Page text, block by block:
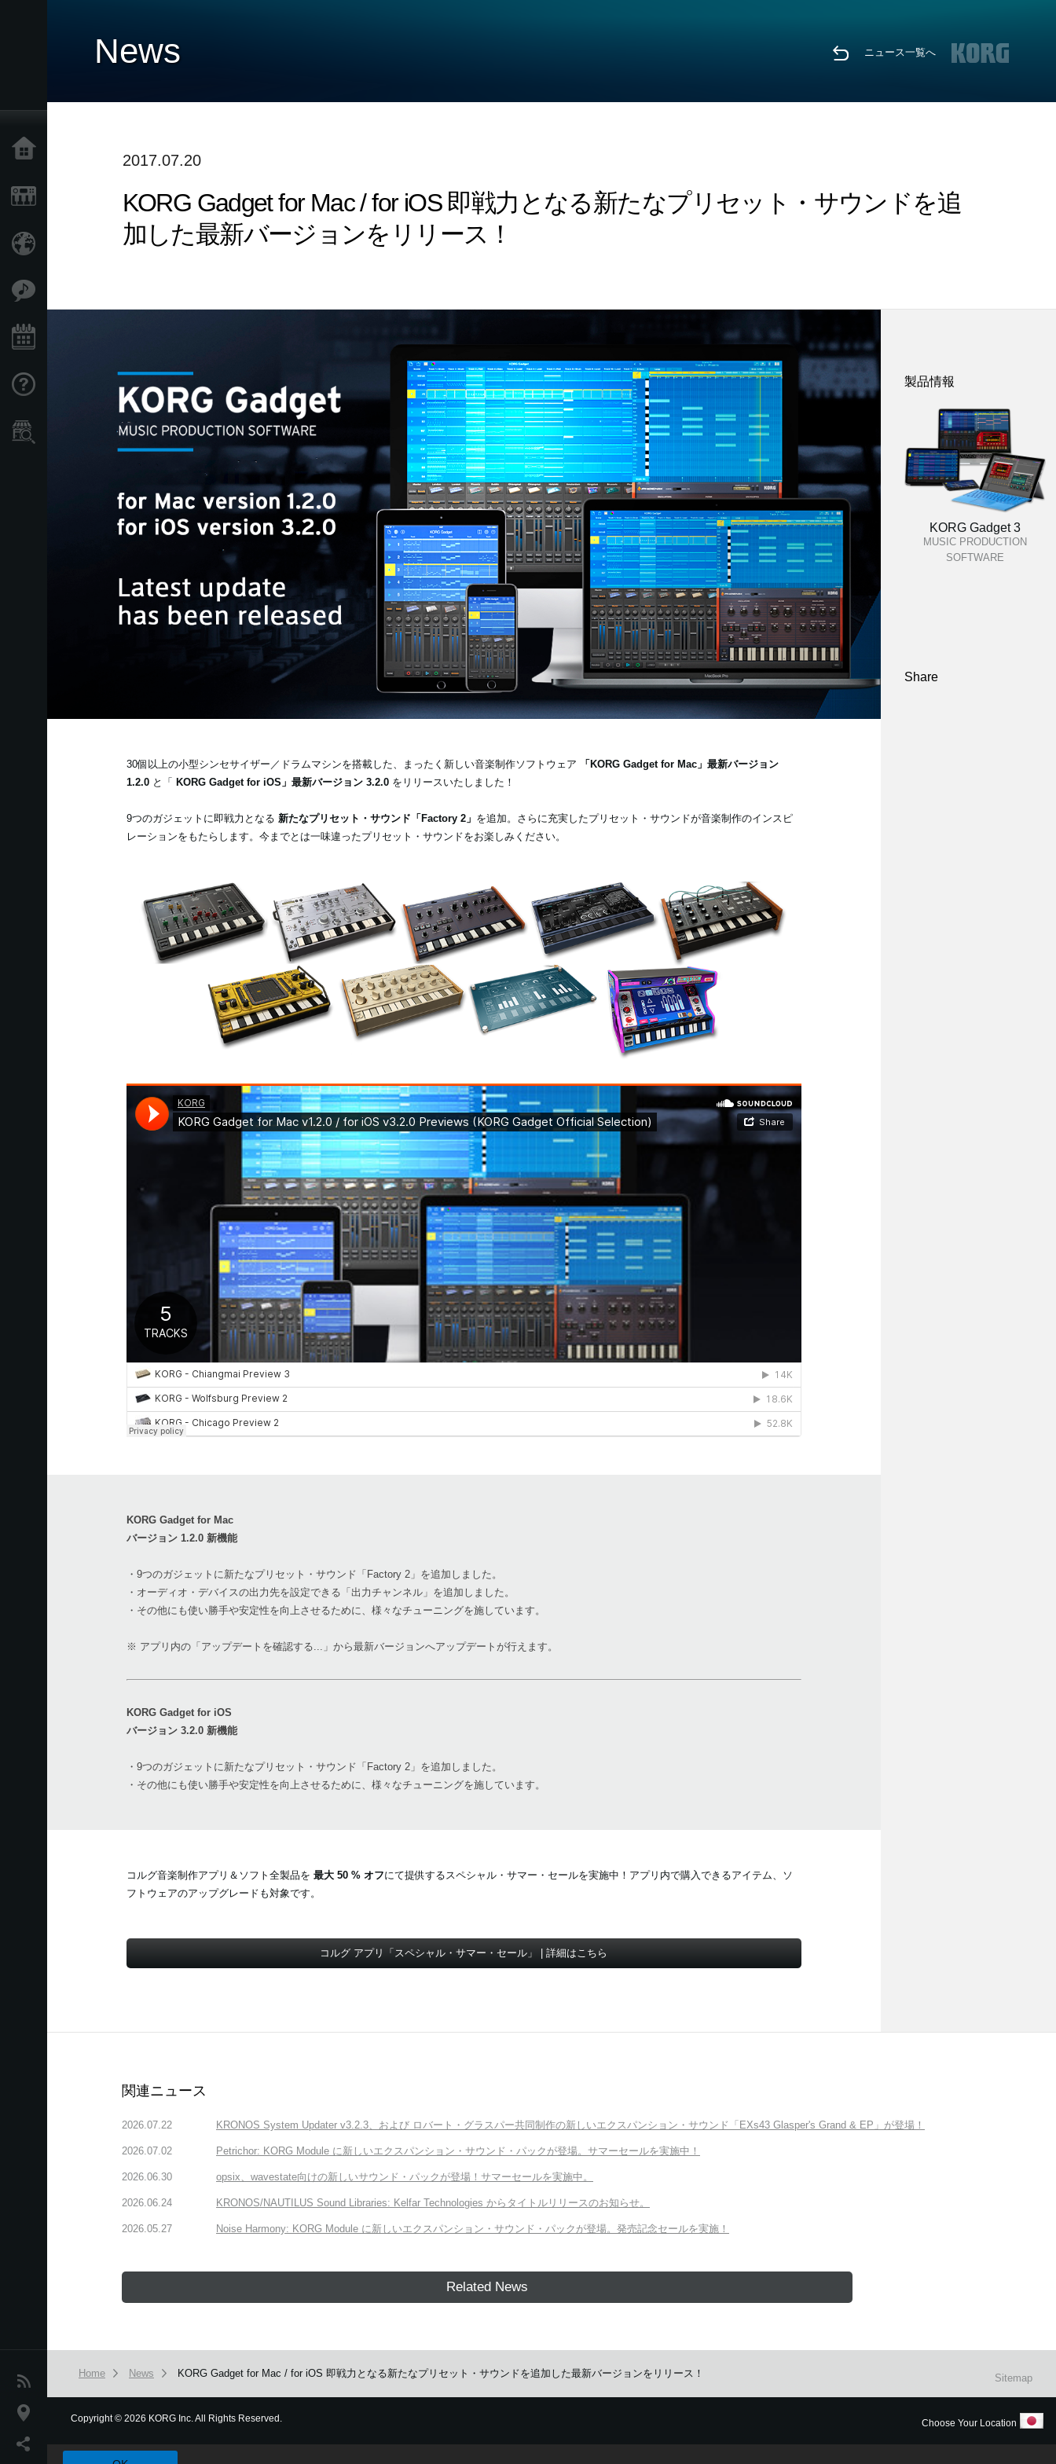
Import Products
Store Locator
News
Location
News ニュース一覧へ
2017.07.20
KORG Gadget for Mac / for iOS 即戦力となる新たなプリセット・サウンドを追
加した最新バージョンをリリース！
30個以上の小型シンセサイザー／ドラムマシンを搭載した、まったく新しい音楽制作ソフトウェア
「KORG Gadget for Mac」最新バージョン
1.2.0と「 KORG Gadget for iOS」最新バージョン 3.2.0をリリースいたしました！
9つのガジェットに即戦力となる 新たなプリセット・サウンド「Factory 2」 を追加。さらに充実したプリセット・サウンドが音楽制作のインスピ
レーションをもたらします。今までとは一味違ったプリセット・サウンドをお楽しみください。
KORG Gadget for Mac
バージョン 1.2.0 新機能
・9つのガジェットに新たなプリセット・サウンド「Factory 2」を追加しました。
・オーディオ・デバイスの出力先を設定できる「出力チャンネル」を追加しました。
・その他にも使い勝手や安定性を向上させるために、様々なチューニングを施しています。
※ アプリ内の「アップデートを確認する...」から最新バージョンへアップデートが行えます。
KORG Gadget for iOS
バージョン 3.2.0 新機能
・9つのガジェットに新たなプリセット・サウンド「Factory 2」を追加しました。
・その他にも使い勝手や安定性を向上させるために、様々なチューニングを施しています。
コルグ音楽制作アプリ＆ソフト全製品を 最大 50 % オフにて提供するスペシャル・サマー・セールを実施中！アプリ内で購入できるアイテム、ソ
フトウェアのアップグレードも対象です。
コルグ アプリ「スペシャル・サマー・セール」 | 詳細はこちら
製品情報
KORG Gadget 3
MUSIC PRODUCTION
SOFTWARE
Share
関連ニュース
2026.07.22 KRONOS System Updater v3.2.3、および ロバート・グラスパー共同制作の新しいエクスパンション・サウンド「EXs43 Glasper's Grand & EP」が登場！
2026.07.02 Petrichor: KORG Module に新しいエクスパンション・サウンド・パックが登場。サマーセールを実施中！
2026.06.30 opsix、wavestate向けの新しいサウンド・パックが登場！サマーセールを実施中。
2026.06.24 KRONOS/NAUTILUS Sound Libraries: Kelfar Technologies からタイトルリリースのお知らせ。
2026.05.27 Noise Harmony: KORG Module に新しいエクスパンション・サウンド・パックが登場。発売記念セールを実施！
Related News
Home News KORG Gadget for Mac / for iOS 即戦力となる新たなプリセット・サウンドを追加した最新バージョンをリリース！ Sitemap
Copyright© 2026 KORG Inc. All Rights Reserved. Choose Your Location